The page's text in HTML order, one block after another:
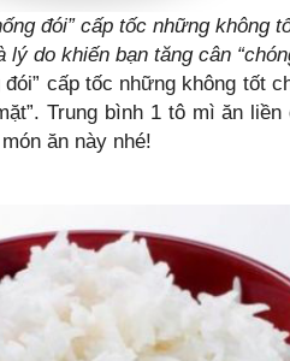
đói” cấp tốc những không
do khiến bạn tăng cân
đói” cấp tốc những không tốt
Trung bình 1 tô mì ăn
ăn này nhé!